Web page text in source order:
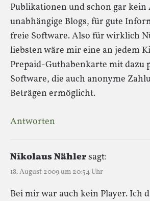
Publikationen und schon gar kein
unabhängige Blogs, für gute
freie Software. Also für wirklich
liebsten wäre mir eine an jedem
Prepaid-Guthabenkarte mit dazu
Software, die auch anonyme
Beträgen ermöglicht.
Antworten
Nikolaus Nählersagt:
18. August 2009 um 20:54 Uhr
Bei mir war auch kein Player. Ich